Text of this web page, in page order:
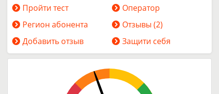
Пройти тест
Оператор
Регион абонента
Отзывы (2)
Добавить отзыв
Защити себя